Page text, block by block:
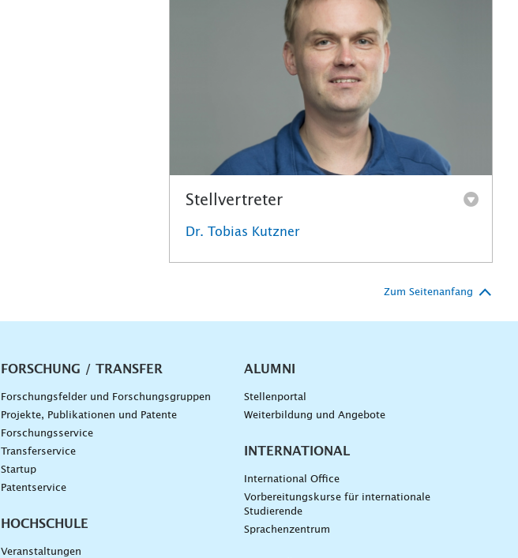
Stellvertreter
Dr. Tobias Kutzner
Zum Seitenanfang
FORSCHUNG / TRANSFER
Forschungsfelder und Forschungsgruppen
Projekte, Publikationen und Patente
Forschungsservice
Transferservice
Startup
Patentservice
HOCHSCHULE
Veranstaltungen
ALUMNI
Stellenportal
Weiterbildung und Angebote
INTERNATIONAL
International Office
Vorbereitungskurse für internationale
Studierende
Sprachenzentrum